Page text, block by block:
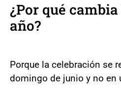
¿Por qué
año?
Porque la celebración se
domingo de junio y no en